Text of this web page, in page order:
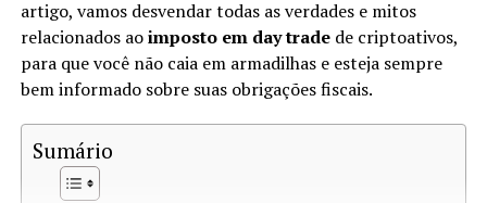
Quando a Troca de Criptomoedas é
Tributável?
ganho de capital. De acordo com a Receita Federal, você
precisa calcular se o valor da criptomoeda recebida é
superior ao custo da criptomoeda que você deu. Se sim,
artigo, vamos desvendar todas as verdades e mitos
relacionados aoimposto em day tradede criptoativos,
para que você não caia em armadilhas e esteja sempre
bem informado sobre suas obrigações fiscais.
Sumário